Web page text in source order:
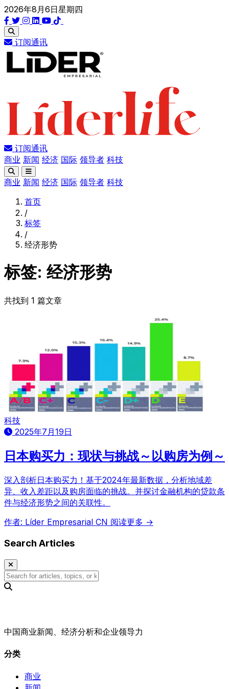
2026年8月6日星期四
订阅通讯
订阅通讯
商业 新闻 经济 国际 领导者 科技
商业 新闻 经济 国际 领导者 科技
首页
/
标签
/
经济形势
标签: 经济形势
共找到 1 篇文章
科技
2025年7月19日
日本购买力：现状与挑战～以购房为例～
深入剖析日本购买力！基于2024年最新数据，分析地域差
异、收入差距以及购房面临的挑战。并探讨金融机构的贷款条
件与经济形势之间的关联性。
作者: Líder Empresarial CN 阅读更多 →
Search Articles
中国商业新闻、经济分析和企业领导力
分类
商业